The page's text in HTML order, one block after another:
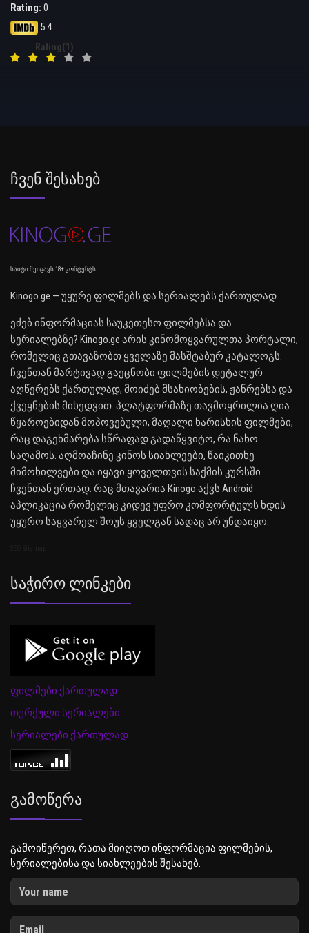
Rating: 0
5.4
Rating(1)
Ჩვენ Შესახებ
საიტი შეიცავს 18+ კონტენტს
Kinogo.ge — უყურე ფილმებს და სერიალებს ქართულად.
ეძებ ინფორმაციას საუკეთესო ფილმებსა და
სერიალებზე? Kinogo.ge არის კინომოყვარულთა პორტალი,
რომელიც გთავაზობთ ყველაზე მასშტაბურ კატალოგს.
ჩვენთან მარტივად გაეცნობი ფილმების დეტალურ
აღწერებს ქართულად, მოიძებ მსახიობების, ჟანრებსა და
ქვეყნების მიხედვით. პლატფორმაზე თავმოყრილია ღია
წყაროებიდან მოპოვებული, მაღალი ხარისხის ფილმები,
რაც დაგეხმარება სწრაფად გადაწყვიტო, რა ნახო
საღამოს. აღმოაჩინე კინოს სიახლეები, წაიკითხე
მიმოხილვები და იყავი ყოველთვის საქმის კურსში
ჩვენთან ერთად. რაც მთავარია Kinogo აქვს Android
აპლიკაცია რომელიც კიდევ უფრო კომფორტულს ხდის
უყურო საყვარელ შოუს ყველგან სადაც არ უნდაიყო.
Საჭირო Ლინკები
ფილმები ქართულად
თურქული სერიალები
სერიალები ქართულად
Გამოწერა
გამოიწერეთ, რათა მიიღოთ ინფორმაცია ფილმების,
სერიალებისა და სიახლეების შესახებ.